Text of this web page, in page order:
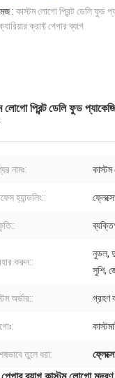
: কাস্টম লোগো প্রিন্ট ডেলি ফুড
ক্রাফ্ট পেপার ব্যাগ
লোগো প্রিন্ট ডেলি ফুড
নামঃ: কাস্টম
হ্যান্ডলিং::
করুন::
নুডল,
সুশি,
অর্ডার:: গ্রহণ
তুলে ধরা: